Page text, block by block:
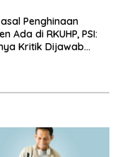
Penghinaan
Ada di RKUHP, PSI:
Kritik Dijawab